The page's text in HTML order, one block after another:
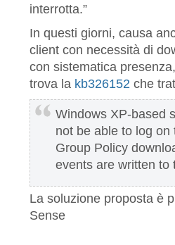
interrotta.”
In questi giorni, causa
client con necessità di
con sistematica
trova la kb326152 che
Windows XP-based
not be able to log
Group Policy
events are written to
La soluzione proposta è
Sense